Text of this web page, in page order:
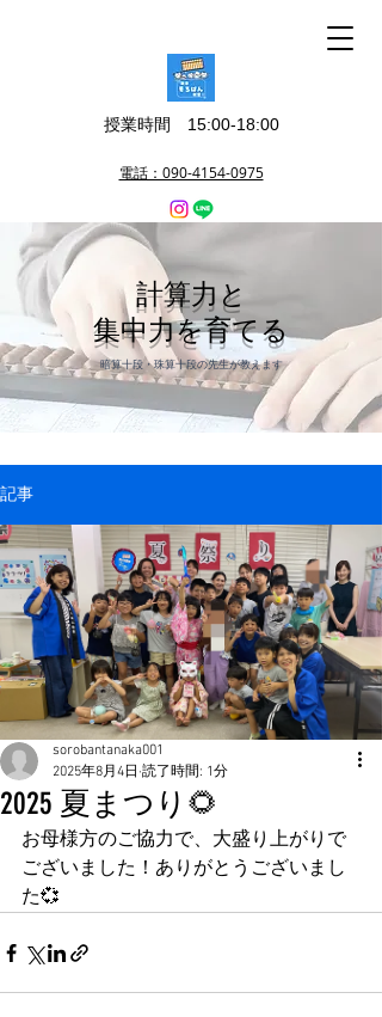
授業時間 15:00-18:00
電話：090-4154-0975
​計算力と
集中力を育てる
​暗算十段・珠算十段の先生が教えます
記事
2025 夏まつり🌻
sorobantanaka001
2025年8月4日 読了時間: 1分
お母様方のご協力で、大盛り上がりで
ございました！ありがとうございまし
た💞